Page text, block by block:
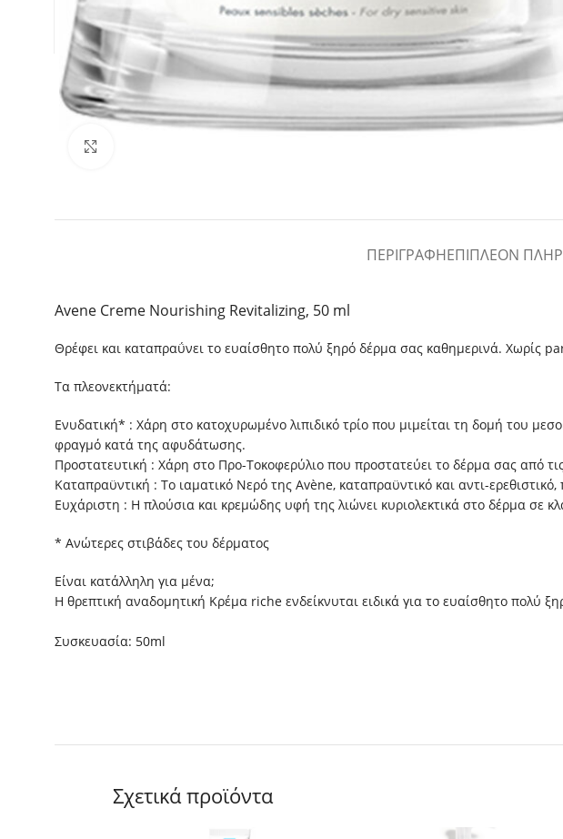
ΠΕΡΙΓΡΑΦΉΕΠΙΠΛΈΟΝ
Avene Creme Nourishing Revitalizing, 50 ml
Θρέφει και καταπραΰνει το ευαίσθητο πολύ ξηρό δέρμα σας καθημερινά. Χωρίς
Τα πλεονεκτήματά:
Ενυδατική* : Χάρη στο κατοχυρωμένο λιπιδικό τρίο που μιμείται τη δομή του
φραγμό κατά της αφυδάτωσης.
Προστατευτική : Χάρη στο Προ-Τοκοφερύλιο που προστατεύει το δέρμα σας από τις
Καταπραϋντική : Το ιαματικό Νερό της Avène, καταπραϋντικό και αντι-
Ευχάριστη : Η πλούσια και κρεμώδης υφή της λιώνει κυριολεκτικά στο δέρμα
* Ανώτερες στιβάδες του δέρματος
Είναι κατάλληλη για μένα;
Η θρεπτική αναδομητική Κρέμα riche ενδείκνυται ειδικά για το ευαίσθητο πολύ
Συσκευασία: 50ml
Σχετικά προϊόντα